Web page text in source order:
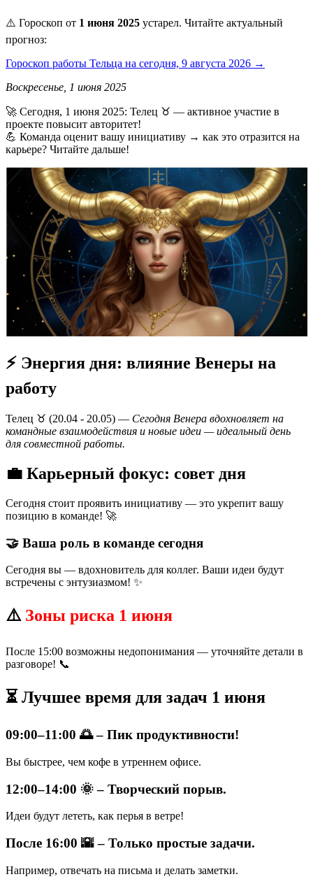
⚠️ Гороскоп от 1 июня 2025 устарел. Читайте актуальный
прогноз:
Гороскоп работы Тельца на сегодня, 9 августа 2026 →
Воскресенье, 1 июня 2025
🚀 Сегодня, 1 июня 2025: Телец ♉ — активное участие в
проекте повысит авторитет!
💪 Команда оценит вашу инициативу → как это отразится на
карьере? Читайте дальше!
⚡ Энергия дня: влияние Венеры на
работу
Телец ♉️ (20.04 - 20.05) — Сегодня Венера вдохновляет на
командные взаимодействия и новые идеи — идеальный день
для совместной работы.
💼 Карьерный фокус: совет дня
Сегодня стоит проявить инициативу — это укрепит вашу
позицию в команде! 🚀
🤝 Ваша роль в команде сегодня
Сегодня вы — вдохновитель для коллег. Ваши идеи будут
встречены с энтузиазмом! ✨
⚠️ Зоны риска 1 июня
После 15:00 возможны недопонимания — уточняйте детали в
разговоре! 📞
⏳ Лучшее время для задач 1 июня
09:00–11:00 🌅 – Пик продуктивности!
Вы быстрее, чем кофе в утреннем офисе.
12:00–14:00 🌞 – Творческий порыв.
Идеи будут лететь, как перья в ветре!
После 16:00 🌇 – Только простые задачи.
Например, отвечать на письма и делать заметки.